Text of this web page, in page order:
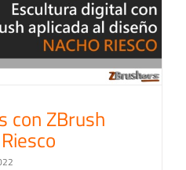
con ZBrush